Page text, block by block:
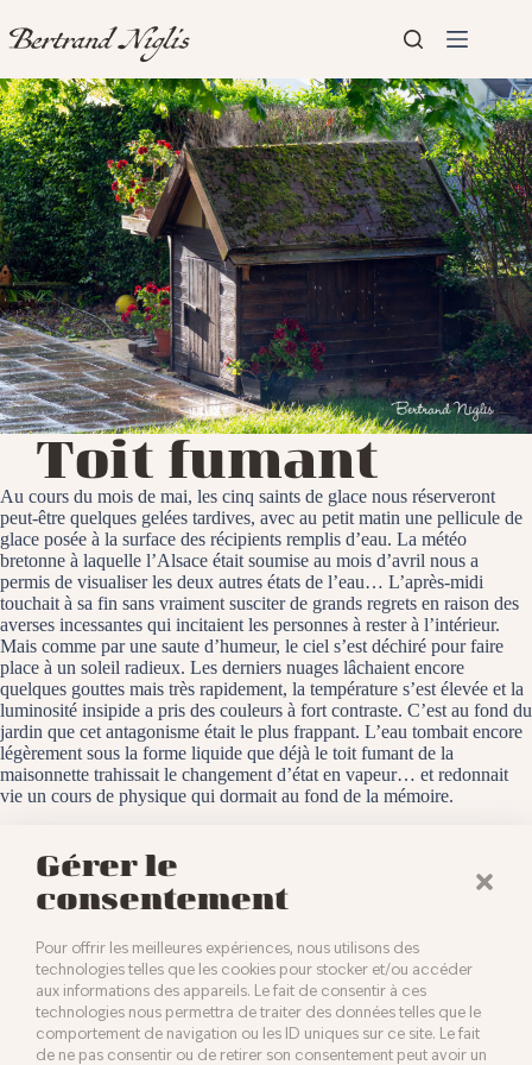
Gérer le
consentement
Pour offrir les meilleures expériences, nous utilisons des
technologies telles que les cookies pour stocker et/ou accéder
aux informations des appareils. Le fait de consentir à ces
technologies nous permettra de traiter des données telles que le
comportement de navigation ou les ID uniques sur ce site. Le fait
de ne pas consentir ou de retirer son consentement peut avoir un
au
contenu
Aucun
résultat
Accueil
Présentation
Articles
Toit fumant
Au cours du mois de mai, les cinq saints de glace nous réserveront
peut-être quelques gelées tardives, avec au petit matin une pellicule de
glace posée à la surface des récipients remplis d’eau. La météo
bretonne à laquelle l’Alsace était soumise au mois d’avril nous a
permis de visualiser les deux autres états de l’eau… L’après-midi
touchait à sa fin sans vraiment susciter de grands regrets en raison des
averses incessantes qui incitaient les personnes à rester à l’intérieur.
Mais comme par une saute d’humeur, le ciel s’est déchiré pour faire
place à un soleil radieux. Les derniers nuages lâchaient encore
quelques gouttes mais très rapidement, la température s’est élevée et la
luminosité insipide a pris des couleurs à fort contraste. C’est au fond du
jardin que cet antagonisme était le plus frappant. L’eau tombait encore
légèrement sous la forme liquide que déjà le toit fumant de la
maisonnette trahissait le changement d’état en vapeur… et redonnait
vie un cours de physique qui dormait au fond de la mémoire.